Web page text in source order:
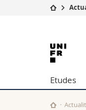
Etudes
of
Etudes